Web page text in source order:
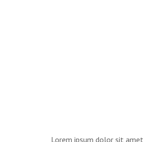
Lorem ipsum dolor sit amet,